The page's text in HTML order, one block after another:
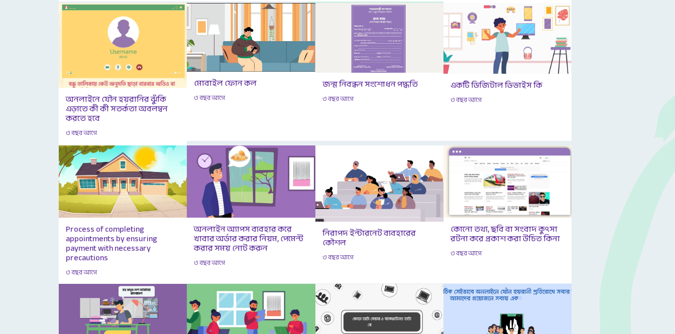
অনলাইনে যৌন হয়রানির ঝুঁকি
এড়াতে কী কী সতর্কতা অবলম্বন
করতে হবে
৩ বছর আগে
মোবাইল ফোন কল
৩ বছর আগে
জন্ম নিবন্ধন সংশোধন পদ্ধতি
৩ বছর আগে
একটি ডিজিটাল ডিভাইস কি
৩ বছর আগে
Process of completing
appointments by ensuring
payment with necessary
precautions
৩ বছর আগে
অনলাইন অ্যাপস ব্যবহার করে
খাবার অর্ডার করার নিয়ম, পেমেন্ট
করার সময় নোট করুন
৩ বছর আগে
নিরাপদ ইন্টারনেট ব্যবহারের
কৌশল
৩ বছর আগে
কোনো তথ্য, ছবি বা সংবাদ কুৎসা
রটনা করে প্রকাশ করা উচিত কিনা
৩ বছর আগে